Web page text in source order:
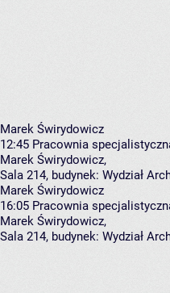
Marek Świrydowicz
12:45 Pracownia
Marek Świrydowicz,
Sala 214, budynek: Wydział
Marek Świrydowicz
16:05 Pracownia
Marek Świrydowicz,
Sala 214, budynek: Wydział